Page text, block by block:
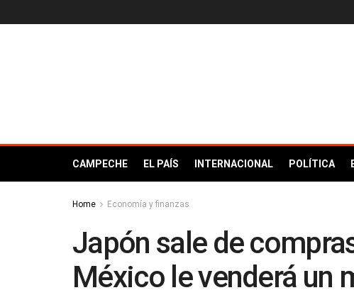
CAMPECHE EL PAÍS INTERNACIONAL POLÍTICA
Home Economía y finanzas
Japón sale de
México le venderá un